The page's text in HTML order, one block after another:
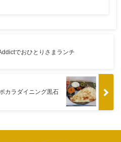
でおひとりさまランチ
カラダイニング黒石